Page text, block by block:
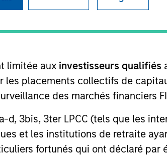
limitée aux investisseurs qualifiés
placements collectifs de
des marchés financiers
d, 3bis, 3ter LPCC (tels que les
et les institutions de retraite
fortunés qui ont déclaré
a platform to enable companies
Leading brands trust CMX's
(EQMS) CMX1 to help them achieve
based EQMS platform for food
to effectively combine supply chain
configurable operating platform.